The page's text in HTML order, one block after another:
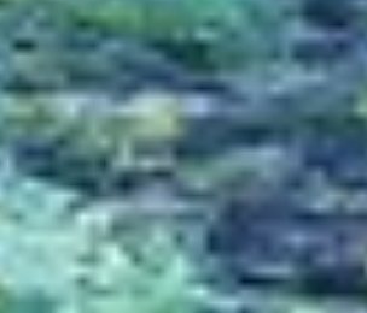
Profiilien käyttö kohdennetun
valitsemiseksi
Personoidun sisältöprofiilin
Profiilien käyttö personoidun sisällön
valitsemiseksi
Mainonnan tehokkuuden mittaaminen
Sisällön tehokkuuden mittaaminen